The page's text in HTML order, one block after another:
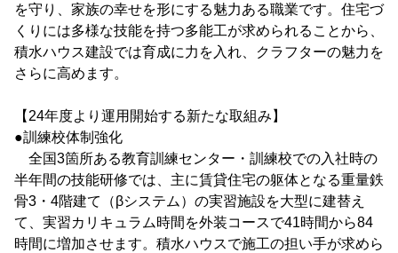
を守り、家族の幸せを形にする魅力ある職業です。住宅づ
くりには多様な技能を持つ多能工が求められることから、
積水ハウス建設では育成に力を入れ、クラフターの魅力を
さらに高めます。
【24年度より運用開始する新たな取組み】
●訓練校体制強化
全国3箇所ある教育訓練センター・訓練校での入社時の
半年間の技能研修では、主に賃貸住宅の躯体となる重量鉄
骨3・4階建て（βシステム）の実習施設を大型に建替え
て、実習カリキュラム時間を外装コースで41時間から84
時間に増加させます。積水ハウスで施工の担い手が求めら